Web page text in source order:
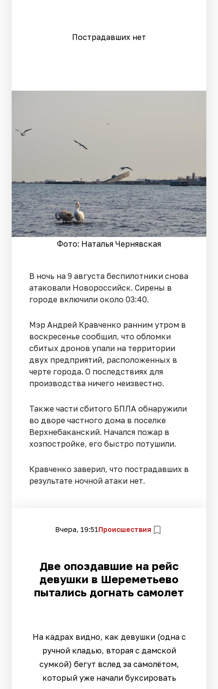
Пострадавших нет
Фото: Наталья Чернявская
В ночь на 9 августа беспилотники снова
атаковали Новороссийск. Сирены в
городе включили около 03:40.
Мэр Андрей Кравченко ранним утром в
воскресенье сообщил, что обломки
сбитых дронов упали на территории
двух предприятий, расположенных в
черте города. О последствиях для
производства ничего неизвестно.
Также части сбитого БПЛА обнаружили
во дворе частного дома в поселке
Верхнебаканский. Начался пожар в
хозпостройке, его быстро потушили.
Кравченко заверил, что пострадавших в
результате ночной атаки нет.
Вчера, 19:51Происшествия
Две опоздавшие на рейс
девушки в Шереметьево
пытались догнать самолет
На кадрах видно, как девушки (одна с
ручной кладью, вторая с дамской
сумкой) бегут вслед за самолётом,
который уже начали буксировать